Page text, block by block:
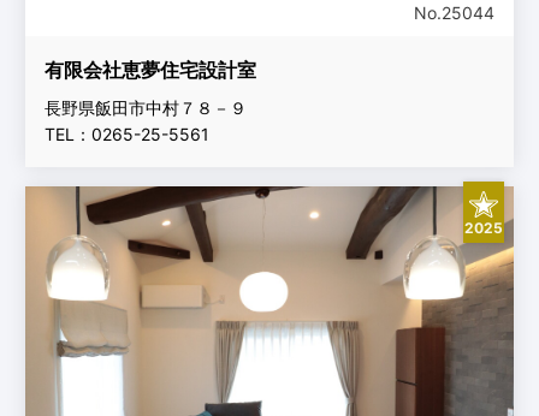
No.25044
有限会社恵夢住宅設計室
長野県飯田市中村７８－９
TEL：0265-25-5561
2025